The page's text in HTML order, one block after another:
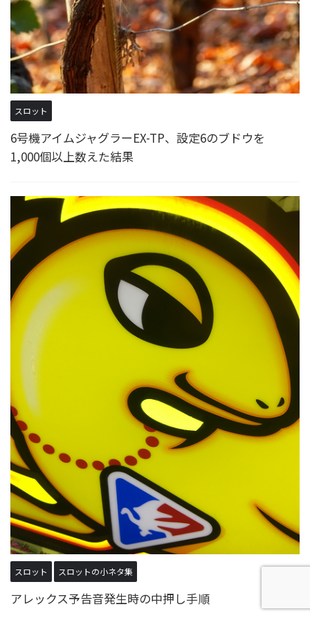
スロット
6号機アイムジャグラーEX-TP、設定6のブドウを
1,000個以上数えた結果
スロット スロットの小ネタ集
アレックス予告音発生時の中押し手順